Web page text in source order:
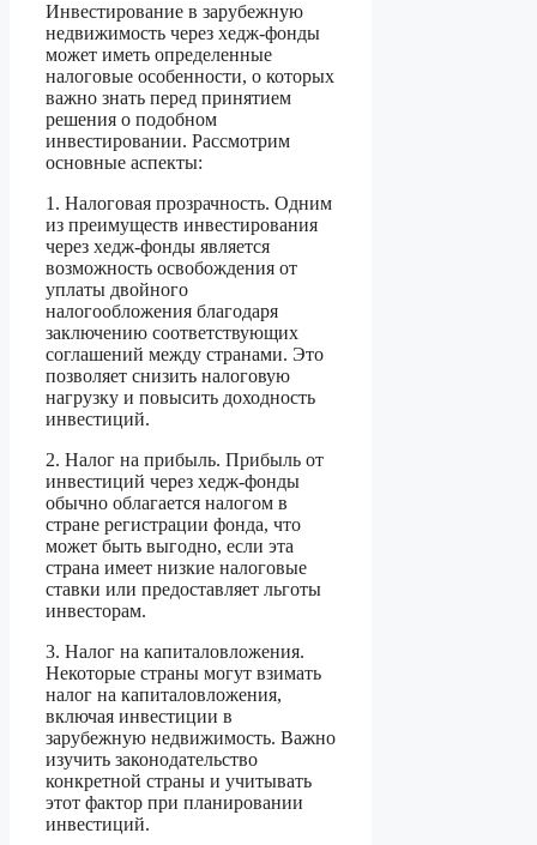
Инвестирование в зарубежную
недвижимость через хедж-фонды
может иметь определенные
налоговые особенности, о которых
важно знать перед принятием
решения о подобном
инвестировании. Рассмотрим
основные аспекты:
1. Налоговая прозрачность. Одним
из преимуществ инвестирования
через хедж-фонды является
возможность освобождения от
уплаты двойного
налогообложения благодаря
заключению соответствующих
соглашений между странами. Это
позволяет снизить налоговую
нагрузку и повысить доходность
инвестиций.
2. Налог на прибыль. Прибыль от
инвестиций через хедж-фонды
обычно облагается налогом в
стране регистрации фонда, что
может быть выгодно, если эта
страна имеет низкие налоговые
ставки или предоставляет льготы
инвесторам.
3. Налог на капиталовложения.
Некоторые страны могут взимать
налог на капиталовложения,
включая инвестиции в
зарубежную недвижимость. Важно
изучить законодательство
конкретной страны и учитывать
этот фактор при планировании
инвестиций.